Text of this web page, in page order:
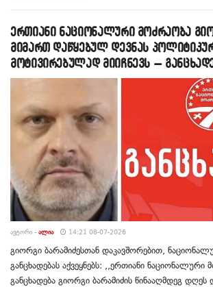
ერთიანი ნაციონალური მოძრაობა
მიმართ დაწყებულ დევნას
მოტივირებულად მიიჩნევს –
ᲐᲕᲢᲝᲠᲘ - ᲐᲚᲘᲐ 14:21 08-07-2026
გიორგი ბარამიძესთან დაკავშორებით,
განცხადებას აქვეყნებს: ,,ერთიანი ნაციონალური
განცხადება გიორგი ბარამიძის წინააღმდეგ